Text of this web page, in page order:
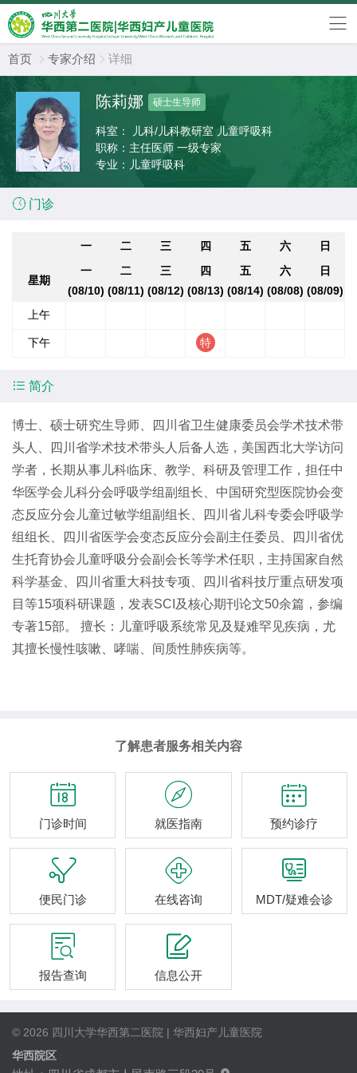
首页  专家介绍  详细
陈莉娜 硕士生导师
科室：
儿科/儿科教研室 儿童呼吸科
职称： 主任医师 一级专家
专业： 儿童呼吸科
 门诊
一 二 三 四 五 六 日
星期
一
(08/10)
二
(08/11)
三
(08/12)
四
(08/13)
五
(08/14)
六
(08/08)
日
(08/09)
上午
下午
 简介
博士、硕士研究生导师、四川省卫生健康委员会学术技术带
头人、四川省学术技术带头人后备人选，美国西北大学访问
学者，长期从事儿科临床、教学、科研及管理工作，担任中
华医学会儿科分会呼吸学组副组长、中国研究型医院协会变
态反应分会儿童过敏学组副组长、四川省儿科专委会呼吸学
组组长、四川省医学会变态反应分会副主任委员、四川省优
生托育协会儿童呼吸分会副会长等学术任职，主持国家自然
科学基金、四川省重大科技专项、四川省科技厅重点研发项
目等15项科研课题，发表SCI及核心期刊论文50余篇，参编
专著15部。 擅长：儿童呼吸系统常见及疑难罕见疾病，尤
其擅长慢性咳嗽、哮喘、间质性肺疾病等。
了解患者服务相关内容

门诊时间

就医指南

预约诊疗

便民门诊

在线咨询

MDT/疑难会诊

报告查询

信息公开
© 2026 四川大学华西第二医院 | 华西妇产儿童医院
华西院区